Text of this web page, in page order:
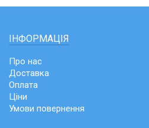
ІНФОРМАЦІЯ
Про нас
Доставка
Оплата
Ціни
Умови повернення